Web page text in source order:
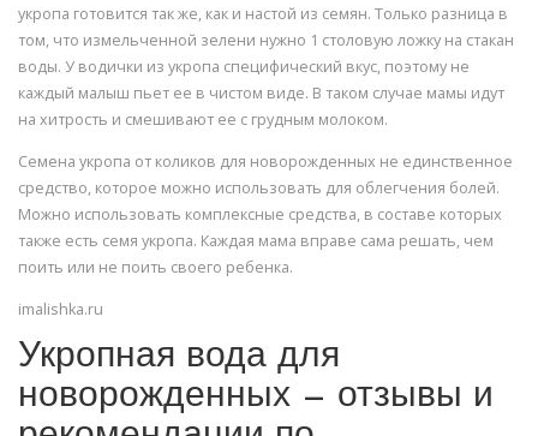
укропа готовится так же, как и настой из семян. Только разница в
том, что измельченной зелени нужно 1 столовую ложку на стакан
воды. У водички из укропа специфический вкус, поэтому не
каждый малыш пьет ее в чистом виде. В таком случае мамы идут
на хитрость и смешивают ее с грудным молоком.
Семена укропа от коликов для новорожденных не единственное
средство, которое можно использовать для облегчения болей.
Можно использовать комплексные средства, в составе которых
также есть семя укропа. Каждая мама вправе сама решать, чем
поить или не поить своего ребенка.
imalishka.ru
Укропная вода для
новорожденных — отзывы и